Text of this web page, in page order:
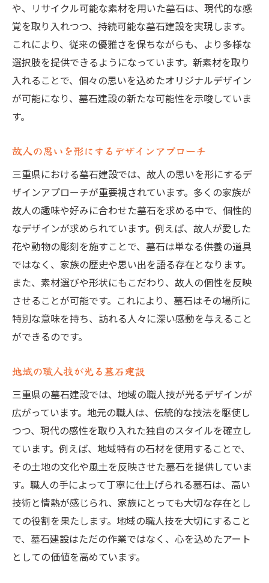
や、リサイクル可能な素材を用いた墓石は、現代的な感
覚を取り入れつつ、持続可能な墓石建設を実現します。
これにより、従来の優雅さを保ちながらも、より多様な
選択肢を提供できるようになっています。新素材を取り
入れることで、個々の思いを込めたオリジナルデザイン
が可能になり、墓石建設の新たな可能性を示唆していま
す。
故人の思いを形にするデザインアプローチ
三重県における墓石建設では、故人の思いを形にするデ
ザインアプローチが重要視されています。多くの家族が
故人の趣味や好みに合わせた墓石を求める中で、個性的
なデザインが求められています。例えば、故人が愛した
花や動物の彫刻を施すことで、墓石は単なる供養の道具
ではなく、家族の歴史や思い出を語る存在となります。
また、素材選びや形状にもこだわり、故人の個性を反映
させることが可能です。これにより、墓石はその場所に
特別な意味を持ち、訪れる人々に深い感動を与えること
ができるのです。
地域の職人技が光る墓石建設
三重県の墓石建設では、地域の職人技が光るデザインが
広がっています。地元の職人は、伝統的な技法を駆使し
つつ、現代の感性を取り入れた独自のスタイルを確立し
ています。例えば、地域特有の石材を使用することで、
その土地の文化や風土を反映させた墓石を提供していま
す。職人の手によって丁寧に仕上げられる墓石は、高い
技術と情熱が感じられ、家族にとっても大切な存在とし
ての役割を果たします。地域の職人技を大切にすること
で、墓石建設はただの作業ではなく、心を込めたアート
としての価値を高めています。